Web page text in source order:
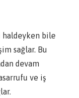
haldeyken bile
sağlar. Bu
devam
ve iş